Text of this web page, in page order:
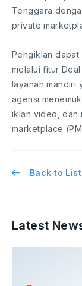
Tenggara
private
Pengiklan dapat
melalui fitur
layanan mandiri
agensi
iklan video, dan
marketplace
Back to List
Latest